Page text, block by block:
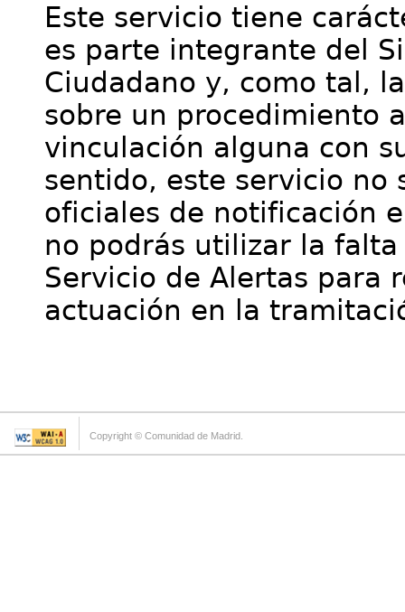
Este servicio tiene
es parte integrante del
Ciudadano y, como tal,
sobre un procedimiento
vinculación alguna con
sentido, este servicio no
oficiales de notificación
no podrás utilizar la
Servicio de Alertas para
actuación en la
Copyright © Comunidad de Madrid.